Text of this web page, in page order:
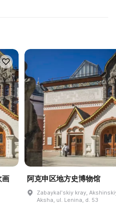
画
阿克申区地方史博物馆
Zabaykalʹskiy kray,
Aksha, ul. Lenina, d. 53